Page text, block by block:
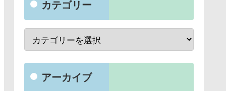
カテゴリー
アーカイブ